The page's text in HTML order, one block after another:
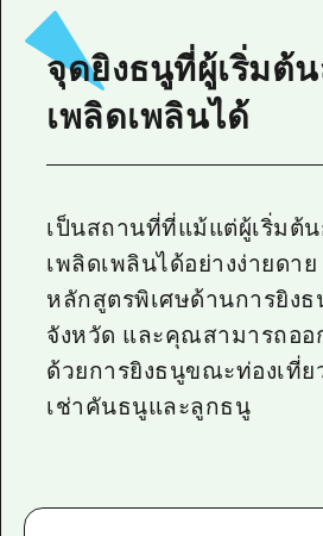
คำถามที่พบบ่อย
ดาวน์โหลดรูปภาพ
จุดยิงธนูที่ผู้เริ่มต้
เพลิดเพลินได้
เป็นสถานที่ที่แม้แต่ผู้เริ่มต้
เพลิดเพลินได้อย่างง่ายดา
หลักสูตรพิเศษด้านการยิง
จังหวัด และคุณสามารถออ
ด้วยการยิงธนูขณะท่องเที่ย
เช่าคันธนูและลูกธนู